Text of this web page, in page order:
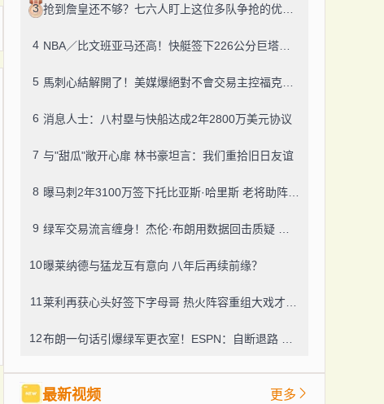
3
4
5
6 消息人士：八村塁与快船达成2年2800万美元协议
7 与"甜瓜"敞开心扉 林书豪坦言：我们重拾旧日友谊
8
9
10曝莱纳德与猛龙互有意向 八年后再续前缘？
11
12
最新视频 更多